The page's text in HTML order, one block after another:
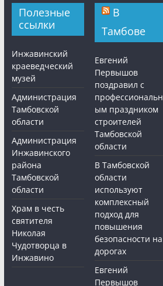
Полезные
ссылки
Инжавинский
краеведческий
музей
Администрация
Тамбовской
области
Администрация
Инжавинского
района
Тамбовской
области
Храм в честь
святителя
Николая
Чудотворца в
Инжавино
В
Тамбове
Евгений
Первышов
поздравил с
профессиональн
ым праздником
строителей
Тамбовской
области
В Тамбовской
области
используют
комплексный
подход для
повышения
безопасности на
дорогах
Евгений
Первышов